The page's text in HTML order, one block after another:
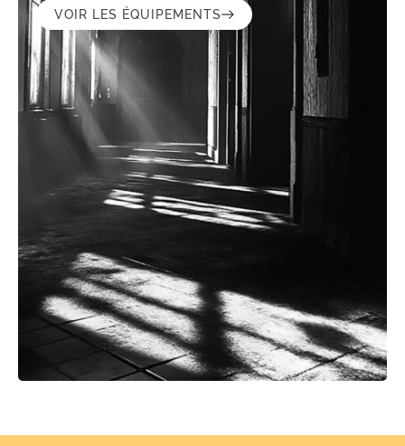
VOIR LES ÉQUIPEMENTS